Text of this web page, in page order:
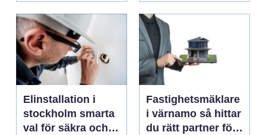
Elinstallation i
stockholm smarta
val för säkra och
Fastighetsmäklare
i värnamo så hittar
du rätt partner för